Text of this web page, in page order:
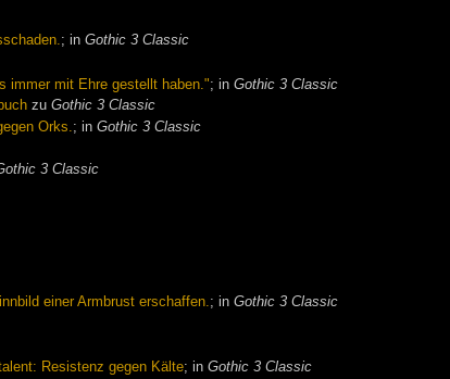
; inGothic 3 Classic
immer mit Ehre gestellt haben."; inGothic 3 Classic
zuGothic 3 Classic
Orks.; inGothic 3 Classic
3 Classic
einer Armbrust erschaffen.; inGothic 3 Classic
Resistenz gegen Kälte; inGothic 3 Classic